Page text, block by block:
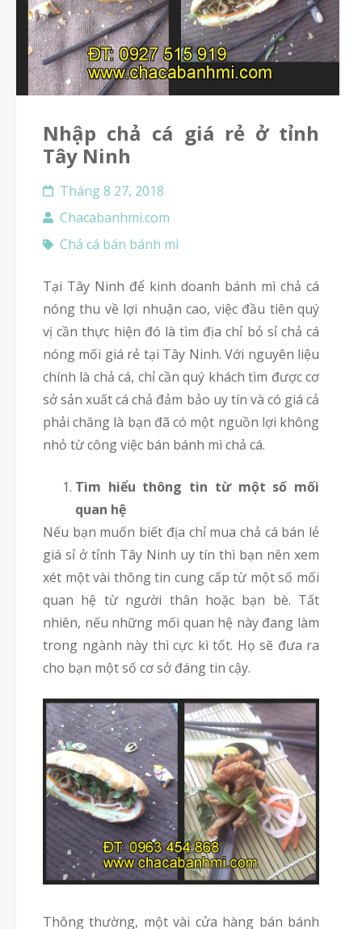
Nhập chả cá giá rẻ ở tỉnh
Tây Ninh
Tháng 8 27, 2018
Chacabanhmi.com
Chả cá bán bánh mì
Tại Tây Ninh để kinh doanh bánh mì chả cá
nóng thu về lợi nhuận cao, việc đầu tiên quý
vị cần thực hiện đó là tìm địa chỉ bỏ sỉ chả cá
nóng mối giá rẻ tại Tây Ninh. Với nguyên liệu
chính là chả cá, chỉ cần quý khách tìm được cơ
sở sản xuất cá chả đảm bảo uy tín và có giá cả
phải chăng là bạn đã có một nguồn lợi không
nhỏ từ công việc bán bánh mì chả cá.
Tìm hiểu thông tin từ một số mối
quan hệ
Nếu bạn muốn biết địa chỉ mua chả cá bán lẻ
giá sỉ ở tỉnh Tây Ninh uy tín thì bạn nên xem
xét một vài thông tin cung cấp từ một số mối
quan hệ từ người thân hoặc bạn bè. Tất
nhiên, nếu những mối quan hệ này đang làm
trong ngành này thì cực kì tốt. Họ sẽ đưa ra
cho bạn một số cơ sở đáng tin cậy.
Thông thường, một vài cửa hàng bán bánh